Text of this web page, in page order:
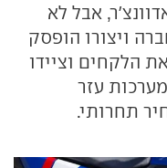
אדוונצ'ר, אבל לא
ויצורו הופסק
הלקחים וציידו
עזר
תחרותי.